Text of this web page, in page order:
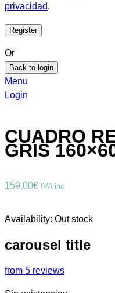
privacidad.
Or
Back to login
Menu
Login
CUADRO
GRIS
159,00€ IVA inc
Availability: Out stock
carousel title
from 5 reviews